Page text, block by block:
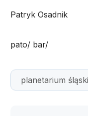
Patryk Osadnik
pato/ bar/
planetarium